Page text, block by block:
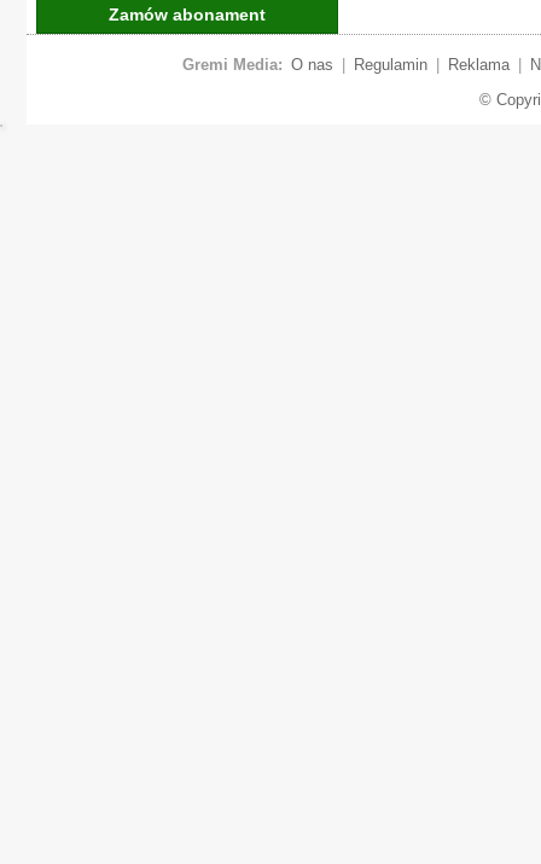
Zamów abonament
Gremi Media: O nas Regulamin Reklama
©